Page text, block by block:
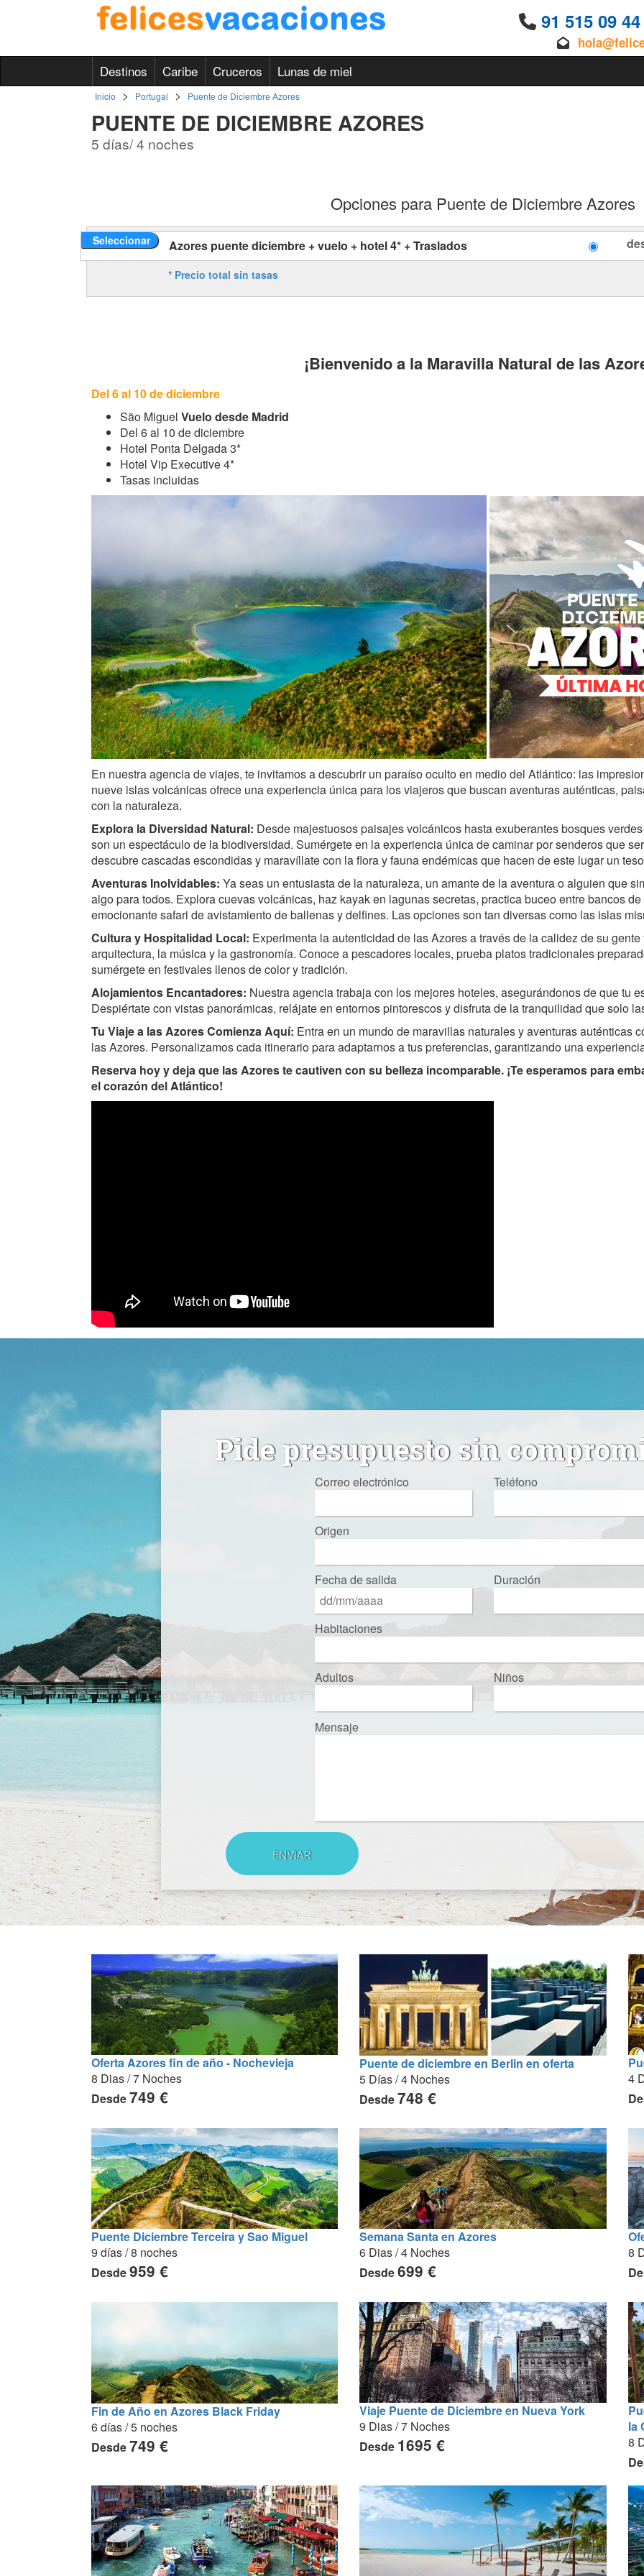
91 515 09
Destinos Caribe Cruceros Lunas de miel
Inicio > Portugal > Puente de Diciembre Azores
PUENTE DE DICIEMBRE AZORES
5 días/ 4 noches
Opciones para Puente de Diciembre Azores
Seleccionar Azores puente diciembre + vuelo + hotel 4* + Traslados
* Precio total sin tasas
¡Bienvenido a la Maravilla Natural de las
Del 6 al 10 de diciembre
São Miguel Vuelo desde Madrid
Del 6 al 10 de diciembre
Hotel Ponta Delgada 3*
Hotel Vip Executive 4*
Tasas incluidas
En nuestra agencia de viajes, te invitamos a descubrir un paraíso oculto en medio del Atlántico: las
nueve islas volcánicas ofrece una experiencia única para los viajeros que buscan aventuras auténticas,
con la naturaleza.
Explora la Diversidad Natural: Desde majestuosos paisajes volcánicos hasta exuberantes bosques
son un espectáculo de la biodiversidad. Sumérgete en la experiencia única de caminar por senderos que
descubre cascadas escondidas y maravíllate con la flora y fauna endémicas que hacen de este lugar un
Aventuras Inolvidables: Ya seas un entusiasta de la naturaleza, un amante de la aventura o alguien que
algo para todos. Explora cuevas volcánicas, haz kayak en lagunas secretas, practica buceo entre bancos
emocionante safari de avistamiento de ballenas y delfines. Las opciones son tan diversas como las islas
Cultura y Hospitalidad Local: Experimenta la autenticidad de las Azores a través de la calidez de su
arquitectura, la música y la gastronomía. Conoce a pescadores locales, prueba platos tradicionales
sumérgete en festivales llenos de color y tradición.
Alojamientos Encantadores: Nuestra agencia trabaja con los mejores hoteles, asegurándonos de que tu
Despiértate con vistas panorámicas, relájate en entornos pintorescos y disfruta de la tranquilidad que solo
Tu Viaje a las Azores Comienza Aquí: Entra en un mundo de maravillas naturales y aventuras auténticas
las Azores. Personalizamos cada itinerario para adaptarnos a tus preferencias, garantizando una
Reserva hoy y deja que las Azores te cautiven con su belleza incomparable. ¡Te esperamos para
el corazón del Atlántico!
Pide presupuesto sin
Correo electrónico Teléfono
Origen
Fecha de salida Duración
Habitaciones
Adultos Niños
Mensaje
Oferta Azores fin de año - Nochevieja
8 Dias / 7 Noches
Desde749 €
Puente de diciembre en Berlin en oferta
5 Días / 4 Noches
Desde748 €
4
Puente Diciembre Terceira y Sao Miguel
9 días / 8 noches
Desde959 €
Semana Santa en Azores
6 Dias / 4 Noches
Desde699 €
8
Fin de Año en Azores Black Friday
6 días / 5 noches
Desde749 €
Viaje Puente de Diciembre en Nueva York
9 Dias / 7 Noches
Desde 1695 €
la
8